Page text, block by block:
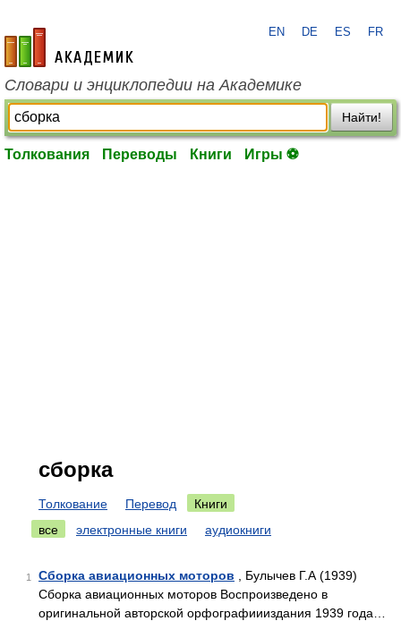
academic.ru
EN DE ES FR
Словари и энциклопедии на Академике
Найти!
Толкования Переводы Книги Игры ⚽
сборка
Толкование Перевод
Книги
все
электронные книги аудиокниги
1 Сборка авиационных моторов , Булычев Г.А (1939)
Сборка авиационных моторов Воспроизведено в
оригинальной авторской орфографиииздания 1939 года…